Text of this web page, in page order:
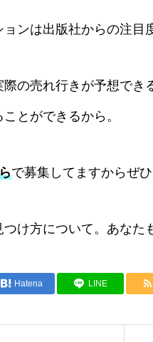
ンは出版社からの注目
の売れ行きが予想で
とができるから。
で募集してますからぜ
け方について。あなた
Hatena LINE